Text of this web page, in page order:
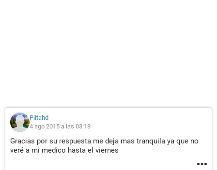
Piitahd
4 ago 2015 a las 03:18
Gracias por su respuesta me deja mas tranquila ya que no
veré a mi medico hasta el viernes